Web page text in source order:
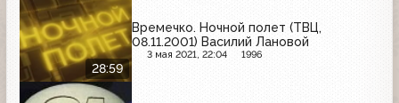
28:59
Времечко. Ночной полет (ТВЦ,
08.11.2001) Василий Лановой
3 мая 2021, 22:04 1996